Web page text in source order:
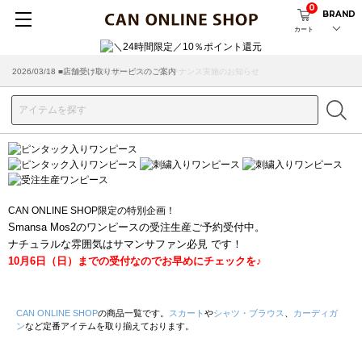
カート
0
BRAND
2026/08/04 ■8/13(木)AM2:00～サイトメンテナンス実施のお知らせ
2026/03/18 ■店舗受け取りサービスのご案内
CAN ONLINE SHOP限定の特別企画！
Smansa Mos2のワンピースの受注生産ご予約受付中。
ナチュラルな雰囲気はサマンサファン必見 です！
10月6日（日）までの受付なのでお早めにチェックを♪
CAN ONLINE SHOPの商品一覧です。 スカート やシャツ・ブラウス
カーディガ
ンなど定番アイテムを取り揃えております。